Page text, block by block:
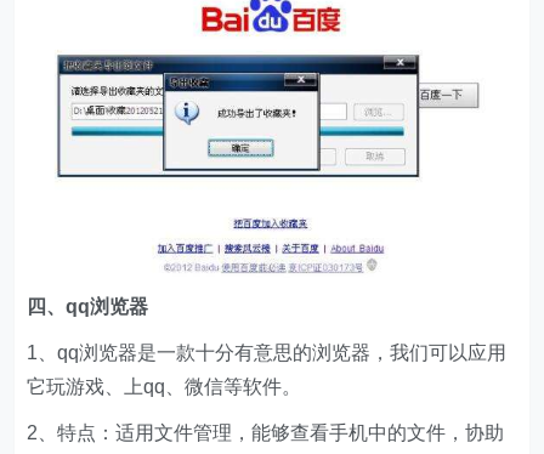
四、qq浏览器
1、qq浏览器是一款十分有意思的浏览器，我们可以应用
它玩游戏、上qq、微信等软件。
2、特点：适用文件管理，能够查看手机中的文件，协助